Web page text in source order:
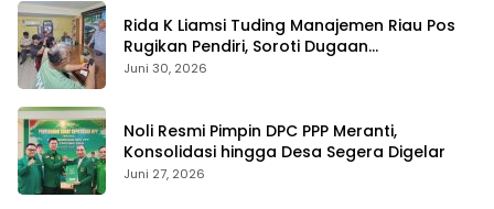
Rida K Liamsi Tuding Manajemen Riau Pos
Rugikan Pendiri, Soroti Dugaan
Pengambilalihan Aset
Juni 30, 2026
Noli Resmi Pimpin DPC PPP Meranti,
Konsolidasi hingga Desa Segera Digelar
Juni 27, 2026